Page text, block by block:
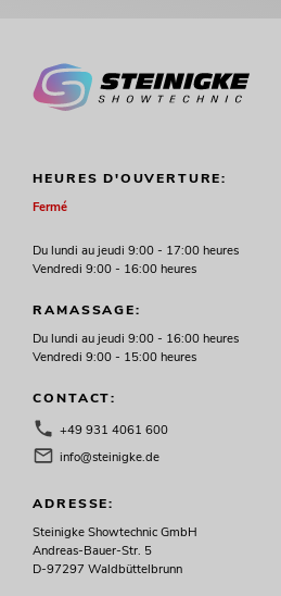
HEURES D'OUVERTURE:
Fermé
Du lundi au jeudi 9:00 - 17:00 heures
Vendredi 9:00 - 16:00 heures
RAMASSAGE:
Du lundi au jeudi 9:00 - 16:00 heures
Vendredi 9:00 - 15:00 heures
CONTACT:
+49 931 4061 600
info@steinigke.de
ADRESSE:
Steinigke Showtechnic GmbH
Andreas-Bauer-Str. 5
D-97297 Waldbüttelbrunn